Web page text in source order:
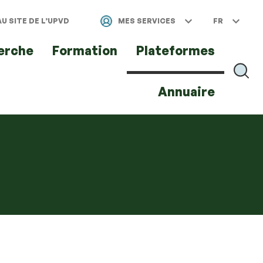
SITE DE L’UPVD MES SERVICES FR
Formation Plateformes
Annuaire